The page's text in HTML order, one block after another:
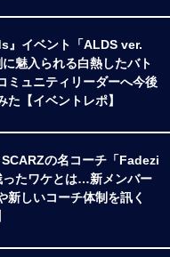
』イベント「ALDS ver.
魅入られる白熱したバト
ミュニティリーダーへ今後
た【イベントレポ】
SCARZの名コーチ「Fadezi
たワケとは…新メンバー
新しいコーチ体制を訊く